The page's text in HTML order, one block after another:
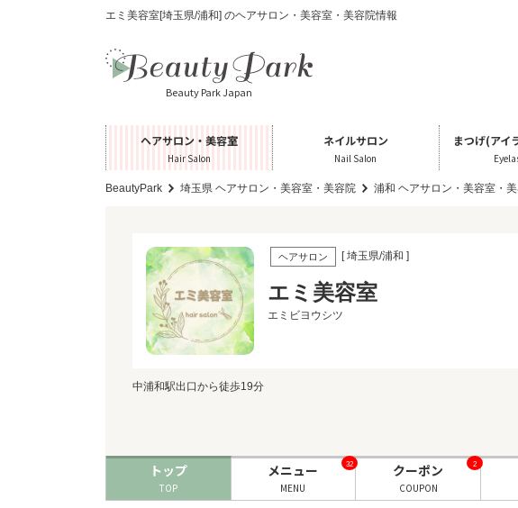
エミ美容室[埼玉県/浦和] のヘアサロン・美容室・美容院情報
Beauty Park Japan
ヘアサロン・美容室
Hair Salon
ネイルサロン
Nail Salon
まつげ(アイ
BeautyPark 埼玉県 ヘアサロン・美容室・美容院 浦和 ヘアサロン・美容室・
ヘアサロン [ 埼玉県/浦和 ]
エミ美容室
エミビヨウシツ
中浦和駅出口から徒歩19分
トップ
TOP
メニュー
MENU
32 クーポン
COUPON
2